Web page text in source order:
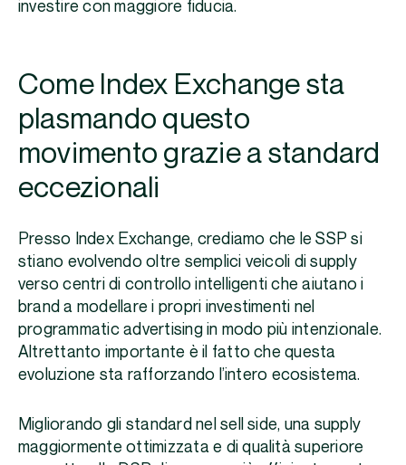
investire con maggiore fiducia.
Come Index Exchange sta
plasmando questo
movimento grazie a standard
eccezionali
Presso Index Exchange, crediamo che le SSP si
stiano evolvendo oltre semplici veicoli di supply
verso centri di controllo intelligenti che aiutano i
brand a modellare i propri investimenti nel
programmatic advertising in modo più intenzionale.
Altrettanto importante è il fatto che questa
evoluzione sta rafforzando l’intero ecosistema.
Migliorando gli standard nel sell side, una supply
maggiormente ottimizzata e di qualità superiore